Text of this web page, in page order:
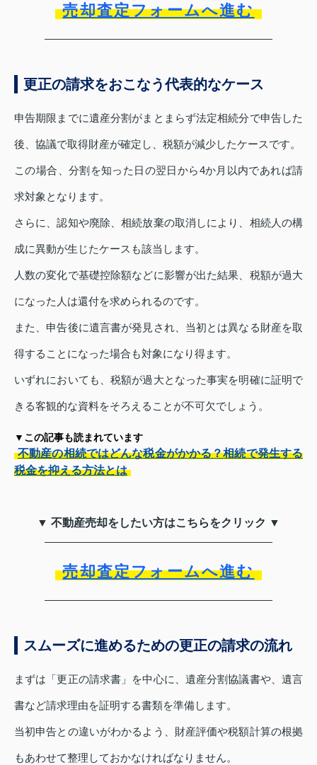
売却査定フォームへ進む
更正の請求をおこなう代表的なケース
申告期限までに遺産分割がまとまらず法定相続分で申告した
後、協議で取得財産が確定し、税額が減少したケースです。
この場合、分割を知った日の翌日から4か月以内であれば請
求対象となります。
さらに、認知や廃除、相続放棄の取消しにより、相続人の構
成に異動が生じたケースも該当します。
人数の変化で基礎控除額などに影響が出た結果、税額が過大
になった人は還付を求められるのです。
また、申告後に遺言書が発見され、当初とは異なる財産を取
得することになった場合も対象になり得ます。
いずれにおいても、税額が過大となった事実を明確に証明で
きる客観的な資料をそろえることが不可欠でしょう。
▼この記事も読まれています
不動産の相続ではどんな税金がかかる？相続で発生する
税金を抑える方法とは
▼ 不動産売却をしたい方はこちらをクリック ▼
売却査定フォームへ進む
スムーズに進めるための更正の請求の流れ
まずは「更正の請求書」を中心に、遺産分割協議書や、遺言
書など請求理由を証明する書類を準備します。
当初申告との違いがわかるよう、財産評価や税額計算の根拠
もあわせて整理しておかなければなりません。